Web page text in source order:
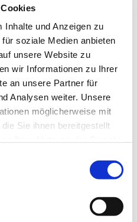
Inhalte und Anzeigen zu
soziale Medien anbieten
unsere Website zu
wir Informationen zu Ihrer
an unsere Partner für
Analysen weiter. Unsere
möglicherweise mit
Sie ihnen bereitgestellt
Sie auch